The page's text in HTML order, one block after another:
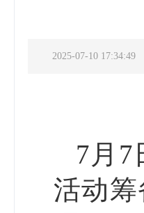
2025-07-10 17:34:49
7月7
活动